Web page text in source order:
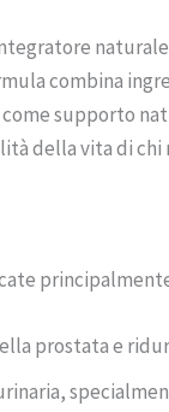
integratore
combina
supporto
della vita di chi
prostata e